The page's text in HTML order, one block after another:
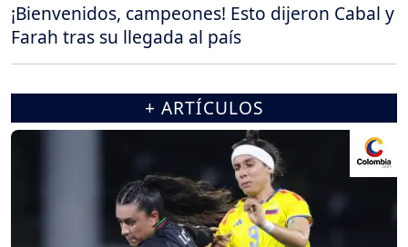
¡Bienvenidos, campeones! Esto dijeron Cabal y
Farah tras su llegada al país
+ ARTÍCULOS